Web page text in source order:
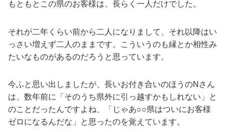
もともとこの県のお客様は、長らく一人だけでした。
それが二年くらい前から二人になりまして、それ以降はい
っさい増えず二人のままです。こういうのも縁とか相性み
たいなものがあるのだろうと思っています。
今ふと思い出しましたが、長いお付き合いのほうのNさん
は、数年前に「そのうち県外に引っ越すかもしれない」と
のことだったんですよね、「じゃあ○○県はついにお客様
ゼロになるんだな」と思ったのを覚えています。